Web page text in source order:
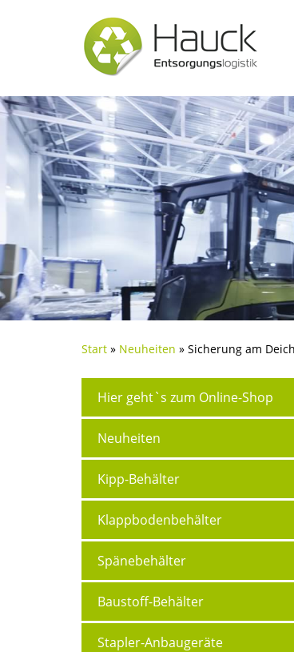
Start » Neuheiten » Sicherung am
Hier geht`s zum Online-Shop
Neuheiten
Kipp-Behälter
Klappbodenbehälter
Spänebehälter
Baustoff-Behälter
Stapler-Anbaugeräte